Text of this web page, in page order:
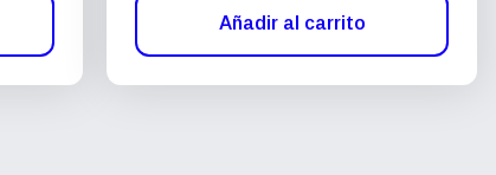
Añadir al carrito